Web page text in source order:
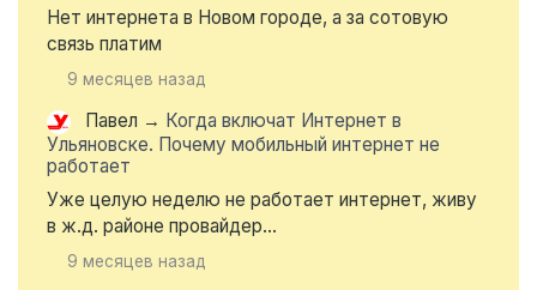
Нет интернета в Новом городе, а за сотовую
связь платим
9 месяцев назад
Павел → Когда включат Интернет в
Ульяновске. Почему мобильный интернет не
работает
Уже целую неделю не работает интернет, живу
в ж.д. районе провайдер...
9 месяцев назад